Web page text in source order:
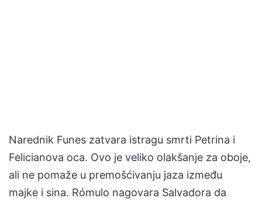
Narednik Funes zatvara istragu smrti Petrina i
Felicianova oca. Ovo je veliko olakšanje za oboje,
ali ne pomaže u premošćivanju jaza između
majke i sina. Rómulo nagovara Salvadora da